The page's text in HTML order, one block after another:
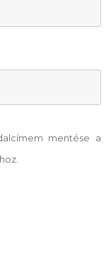
mentése a